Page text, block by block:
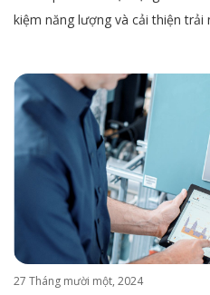
kiệm năng lượng và cải thiện trải
27 Tháng mười một, 2024